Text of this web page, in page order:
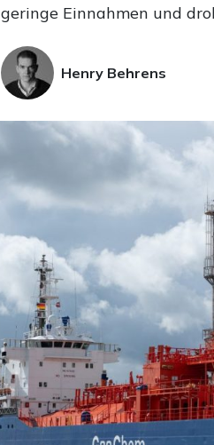
geringe Einnahmen und
Henry Behrens